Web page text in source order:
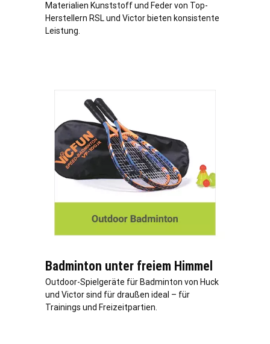
Materialien Kunststoff und Feder von Top-
Herstellern RSL und Victor bieten konsistente
Leistung.
Badminton unter freiem Himmel
Outdoor-Spielgeräte für Badminton von Huck
und Victor sind für draußen ideal – für
Trainings und Freizeitpartien.